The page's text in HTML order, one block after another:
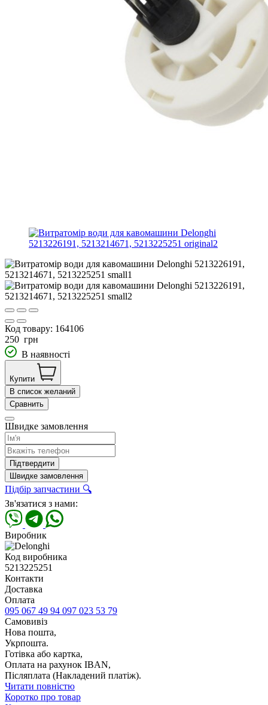
Код товару: 164106
250 грн
В наявності
Купити
В список желаний
Сравнить
Швидке замовлення
Підтвердити
Швидке замовлення
Підбір запчастини 🔍
Зв'язатися з нами:
Виробник
Код виробника
5213225251
Контакти
Доставка
Оплата
095 067 49 94 097 023 53 79
Самовивіз
Нова пошта,
Укрпошта.
Готівка або картка,
Оплата на рахунок IBAN,
Післяплата (Накладений платіж).
Читати повністю
Коротко про товар